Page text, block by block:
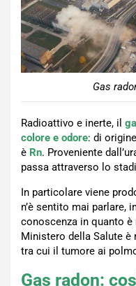
Gas
Radioattivo e inerte, il
colore e odore: di
è Rn. Proveniente
passa attraverso lo
In particolare viene
n’è sentito mai parlare,
conoscenza in quanto
Ministero della Salute è
tra cui il tumore ai
Gas radon: